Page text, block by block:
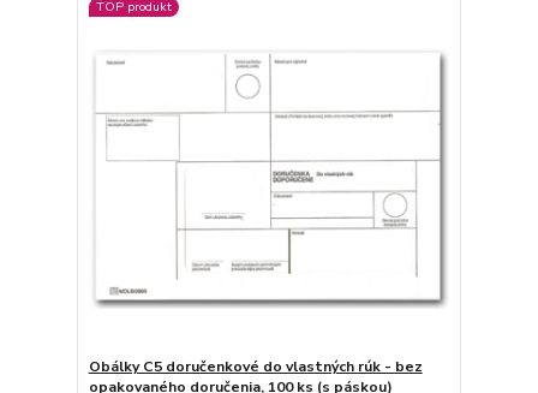
TOP produkt
Obálky C5 doručenkové do vlastných rúk - bez
opakovaného doručenia, 100 ks (s páskou)